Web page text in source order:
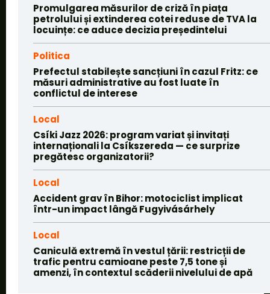
Promulgarea măsurilor de criză în piața
petrolului și extinderea cotei reduse de TVA la
locuințe: ce aduce decizia președintelui
Politica
Prefectul stabilește sancțiuni în cazul Fritz: ce
măsuri administrative au fost luate în
conflictul de interese
Local
Csíki Jazz 2026: program variat și invitați
internaționali la Csíkszereda — ce surprize
pregătesc organizatorii?
Local
Accident grav în Bihor: motociclist implicat
într-un impact lângă Fugyivásárhely
Local
Caniculă extremă în vestul țării: restricții de
trafic pentru camioane peste 7,5 tone și
amenzi, în contextul scăderii nivelului de apă